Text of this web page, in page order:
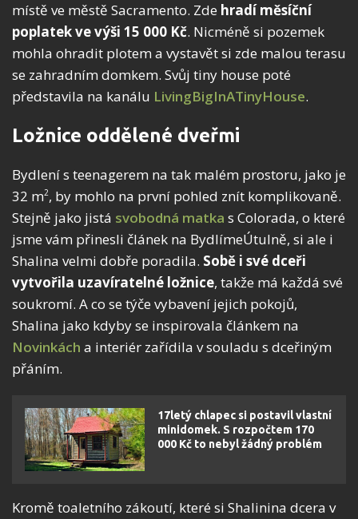
místě ve městě Sacramento. Zde hradí měsíční
poplatek ve výši 15 000 Kč. Nicméně si pozemek
mohla ohradit plotem a vystavět si zde malou terasu
se zahradním domkem. Svůj tiny house poté
představila na kanálu LivingBigInATinyHouse.
Ložnice oddělené dveřmi
Bydlení s teenagerem na tak malém prostoru, jako je
32 m2, by mohlo na první pohled znít komplikovaně.
Stejně jako jistá svobodná matka s Colorada, o které
jsme vám přinesli článek na BydlímeÚtulně, si ale i
Shalina velmi dobře poradila. Sobě i své dceři
vytvořila uzavíratelné ložnice, takže má každá své
soukromí. A co se týče vybavení jejich pokojů,
Shalina jako kdyby se inspirovala článkem na
Novinkách a interiér zařídila v souladu s dceřiným
přáním.
17letý chlapec si postavil vlastní
minidomek. S rozpočtem 170
000 Kč to nebyl žádný problém
Kromě toaletního zákoutí, které si Shalinina dcera v